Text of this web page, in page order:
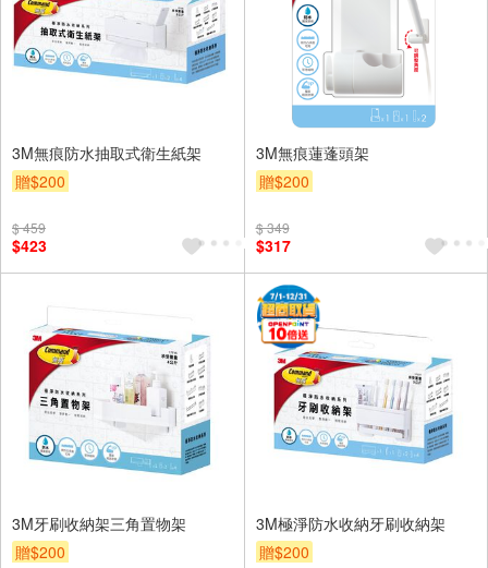
3M無痕防水抽取式衛生紙架
贈$200
$ 459
$423
3M無痕蓮蓬頭架
贈$200
$ 349
$317
3M牙刷收納架三角置物架
贈$200
3M極淨防水收納牙刷收納架
贈$200